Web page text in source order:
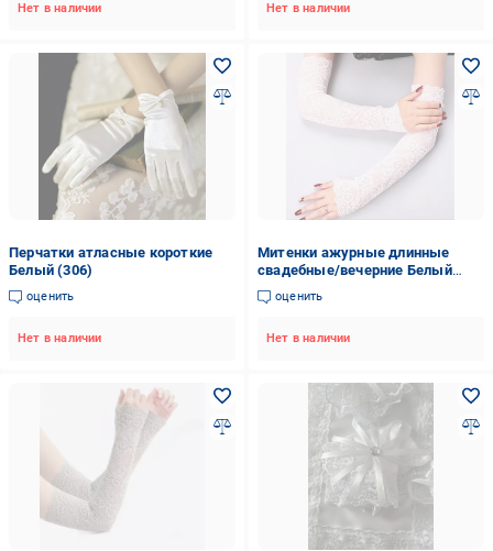
Нет в наличии Нет в наличии
Перчатки атласные короткие
Белый (306)
оценить
Нет в наличии
Митенки ажурные длинные
свадебные/вечерние Белый
(236)
оценить
Нет в наличии